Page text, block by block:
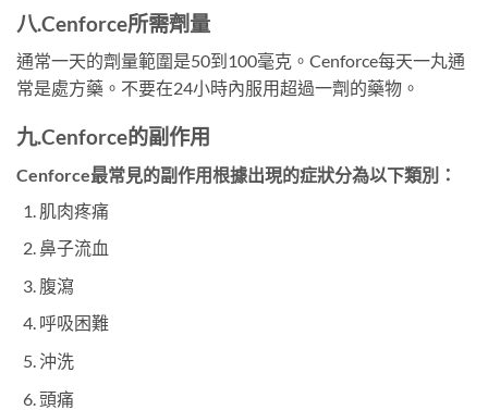
八.Cenforce所需劑量
通常一天的劑量範圍是50到100毫克。Cenforce每天一丸通
常是處方藥。不要在24小時內服用超過一劑的藥物。
九.Cenforce的副作用
Cenforce最常見的副作用根據出現的症狀分為以下類別：
肌肉疼痛
鼻子流血
腹瀉
呼吸困難
沖洗
頭痛